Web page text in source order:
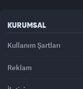
KURUMSAL
Kullanım Şartları
Reklam